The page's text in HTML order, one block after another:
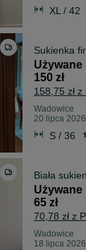
XL / 42
Sukienka
Używane
150 zł
158,75 zł
Wadowice
20 lipca 2026
S / 36
Biała
Używane
65 zł
70,78 zł z
Wadowice
18 lipca 2026